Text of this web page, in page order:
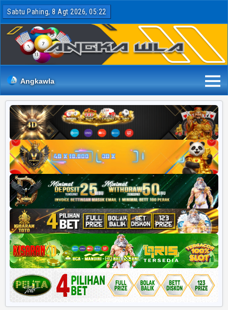
Sabtu Pahing, 8 Agt 2026, 05:22
Angkawla